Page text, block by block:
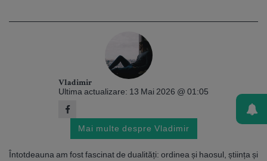
Vladimir
Ultima actualizare: 13 Mai 2026 @ 01:05
Mai multe despre Vladimir
Întotdeauna am fost fascinat de dualități: ordinea și haosul, știința și